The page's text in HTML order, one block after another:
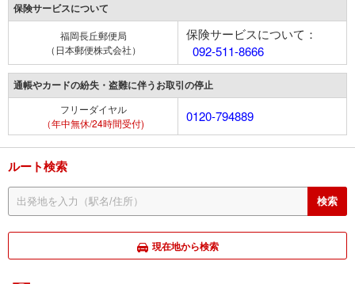
保険サービスについて
福岡長丘郵便局
（日本郵便株式会社）
保険サービスについて：
092-511-8666
通帳やカードの紛失・盗難に伴うお取引の停止
フリーダイヤル
（年中無休/24時間受付)
0120-794889
ルート検索
現在地から検索